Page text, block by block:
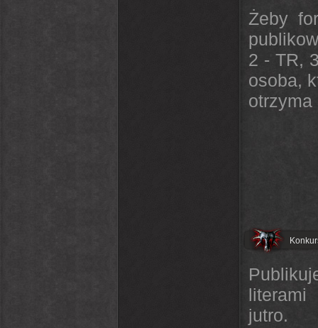
Żeby
2 - TR,
osoba,
otrzyma
literami
jutro.